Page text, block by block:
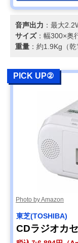
音声出力 ：最大
サイズ：幅300×奥
重量 ：約1.9Kg（乾
PICK UP②
Photo by Amazon
東芝(TOSHIBA)
CDラジオカ